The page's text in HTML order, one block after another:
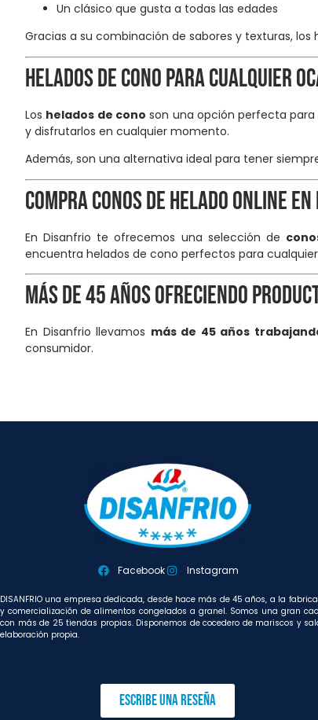
Un clásico que gusta a todas las edades
Gracias a su combinación de sabores y texturas,
Helados de cono para cualquier
Los helados de cono son una opción perfecta
y disfrutarlos en cualquier momento.
Además, son una alternativa ideal para tener
Compra conos de helado online
En Disanfrio te ofrecemos una selección de
encuentra helados de cono perfectos para
Más de 45 años ofreciendo
En Disanfrio llevamos más de 45 años
consumidor.
Facebook Instagram
DISANFRIO una empresa dedicada, desde hace más de 45 años, a la
y comercialización de alimentos congelados a granel. Somos una gran
con más de 25 tiendas propias. Disponemos de cocedero de mariscos y
elaboración propia.
Escribe una reseña